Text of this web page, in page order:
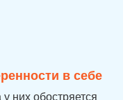
в себе
них обостряется